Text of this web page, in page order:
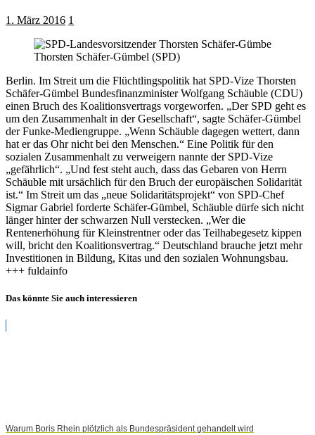
1. März 2016 1
Thorsten Schäfer-Gümbel (SPD)
Berlin. Im Streit um die Flüchtlingspolitik hat SPD-Vize Thorsten
Schäfer-Gümbel Bundesfinanzminister Wolfgang Schäuble (CDU)
einen Bruch des Koalitionsvertrags vorgeworfen. „Der SPD geht es
um den Zusammenhalt in der Gesellschaft“, sagte Schäfer-Gümbel
der Funke-Mediengruppe. „Wenn Schäuble dagegen wettert, dann
hat er das Ohr nicht bei den Menschen.“ Eine Politik für den
sozialen Zusammenhalt zu verweigern nannte der SPD-Vize
„gefährlich“. „Und fest steht auch, dass das Gebaren von Herrn
Schäuble mit ursächlich für den Bruch der europäischen Solidarität
ist.“ Im Streit um das „neue Solidaritätsprojekt“ von SPD-Chef
Sigmar Gabriel forderte Schäfer-Gümbel, Schäuble dürfe sich nicht
länger hinter der schwarzen Null verstecken. „Wer die
Rentenerhöhung für Kleinstrentner oder das Teilhabegesetz kippen
will, bricht den Koalitionsvertrag.“ Deutschland brauche jetzt mehr
Investitionen in Bildung, Kitas und den sozialen Wohnungsbau.
+++ fuldainfo
Das könnte Sie auch interessieren
Warum Boris Rhein plötzlich als Bundespräsident gehandelt wird